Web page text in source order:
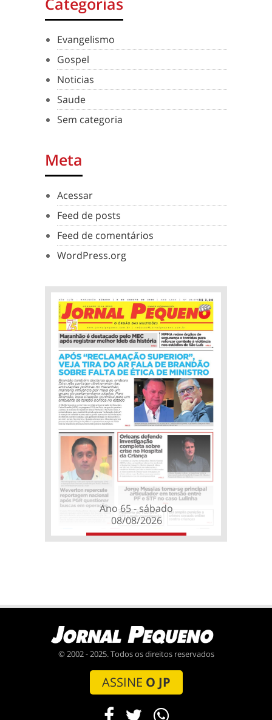
Evangelismo
Gospel
Noticias
Saude
Sem categoria
Meta
Acessar
Feed de posts
Feed de comentários
WordPress.org
Ano 65 - sábado
08/08/2026
© 2002 - 2025. Todos os direitos reservados
ASSINE O JP